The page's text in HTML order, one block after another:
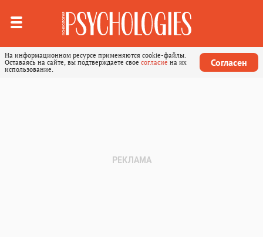
На информационном ресурсе применяются cookie-файлы.
Оставаясь на сайте, вы подтверждаете свое согласие на их
использование.
Согласен